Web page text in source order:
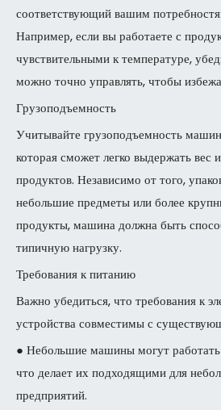
соответствующий вашим
Например, если вы работаете с
чувствительными к температуре,
можно точно управлять, чтобы
Грузоподъемность
Учитывайте грузоподъемность
которая сможет легко выдержать вес
продуктов. Независимо от того,
небольшие предметы или более
продукты, машина должна быть
типичную нагрузку.
Требования к питанию
Важно убедиться, что требования к
устройства совместимы с
● Небольшие машины могут
что делает их подходящими для
предприятий.